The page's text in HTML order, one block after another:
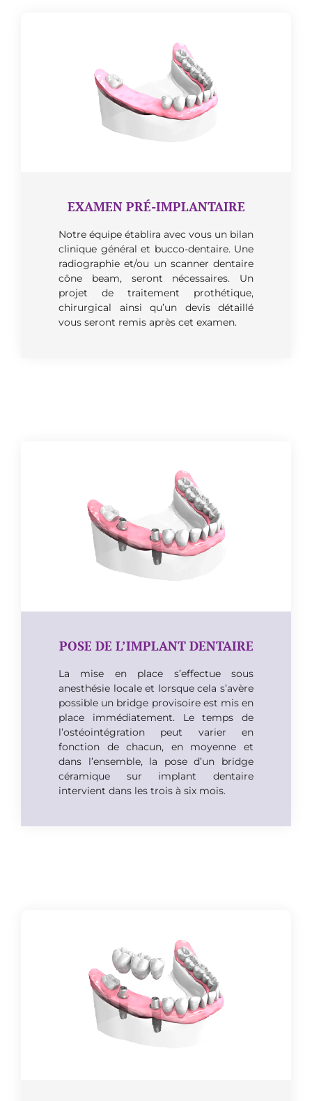
EXAMEN PRÉ-IMPLANTAIRE
Notre équipe établira avec vous un bilan
clinique général et bucco-dentaire. Une
radiographie et/ou un scanner dentaire
cône beam, seront nécessaires. Un
projet de traitement prothétique,
chirurgical ainsi qu’un devis détaillé
vous seront remis après cet examen.
POSE DE L’IMPLANT DENTAIRE
La mise en place s’effectue sous
anesthésie locale et lorsque cela s’avère
possible un bridge provisoire est mis en
place immédiatement. Le temps de
l’ostéointégration peut varier en
fonction de chacun, en moyenne et
dans l’ensemble, la pose d’un bridge
céramique sur implant dentaire
intervient dans les trois à six mois.